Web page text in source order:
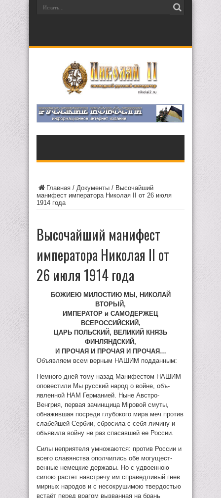
Главная / Документы / Высочайший
манифест императора Николая II от 26 июля
1914 года
Высочайший манифест
императора Николая II от
26 июля 1914 года
БОЖИЕЮ МИЛОСТИЮ МЫ, НИКОЛАЙ
ВТОРЫЙ,
ИМПЕРАТОР и САМОДЕРЖЕЦ
ВСЕРОССИЙСКИЙ,
ЦАРЬ ПОЛЬСКИЙ, ВЕЛИКИЙ КНЯЗЬ
ФИНЛЯНДСКИЙ,
И ПРОЧАЯ И ПРОЧАЯ И ПРОЧАЯ…
Объявляем всем верным НАШИМ подданным:
Немного дней тому назад Манифестом НАШИМ
оповестили Мы русский народ о войне, объ-
явленной НАМ Германией. Ныне Австро-
Венгрия, первая зачинщица Mipoвой смуты,
обнажившая посреди глубокого мира меч против
слабейшей Сербии, сбросила с себя личину и
объявила войну не раз спасавшей ее России.
Силы неприятеля умножаются: против России и
всего славянства ополчились обе могущест-
венные немецкие державы. Но с удвоенною
силою растет навстречу им справедливый гнев
мирных народов и с несокрушимою твердостью
встаёт перед врагом вызванная на брань